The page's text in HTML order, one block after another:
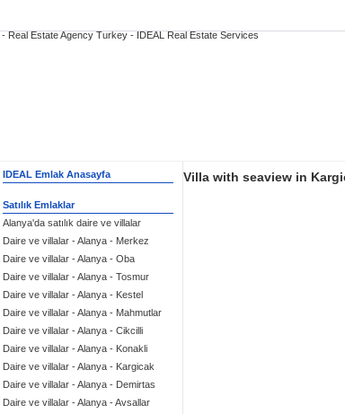
IDEAL Emlak Anasayfa
Satılık Emlaklar
Alanya'da satılık daire ve villalar
Daire ve villalar - Alanya - Merkez
Daire ve villalar - Alanya - Oba
Daire ve villalar - Alanya - Tosmur
Daire ve villalar - Alanya - Kestel
Daire ve villalar - Alanya - Mahmutlar
Daire ve villalar - Alanya - Cikcilli
Daire ve villalar - Alanya - Konakli
Daire ve villalar - Alanya - Kargicak
Daire ve villalar - Alanya - Demirtas
Daire ve villalar - Alanya - Avsallar
Villa with seaview in